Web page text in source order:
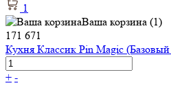
1
Ваша корзина (1)
171 671
Кухня Классик Pin Magic
+ -